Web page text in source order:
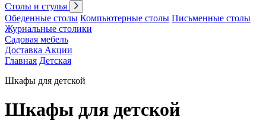
Столы и стулья
Обеденные столы Компьютерные столы Письменные столы
Журнальные столики
Садовая мебель
Доставка Акции
Главная Детская
Шкафы для детской
Шкафы для детской